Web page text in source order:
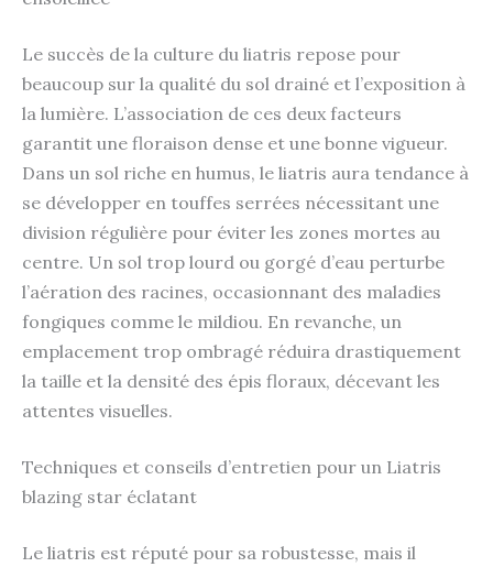
Le succès de la culture du liatris repose pour
beaucoup sur la qualité du sol drainé et l’exposition à
la lumière. L’association de ces deux facteurs
garantit une floraison dense et une bonne vigueur.
Dans un sol riche en humus, le liatris aura tendance à
se développer en touffes serrées nécessitant une
division régulière pour éviter les zones mortes au
centre. Un sol trop lourd ou gorgé d’eau perturbe
l’aération des racines, occasionnant des maladies
fongiques comme le mildiou. En revanche, un
emplacement trop ombragé réduira drastiquement
la taille et la densité des épis floraux, décevant les
attentes visuelles.
Techniques et conseils d’entretien pour un Liatris
blazing star éclatant
Le liatris est réputé pour sa robustesse, mais il